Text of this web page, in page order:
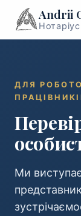
Andrii
ДЛЯ
Ми